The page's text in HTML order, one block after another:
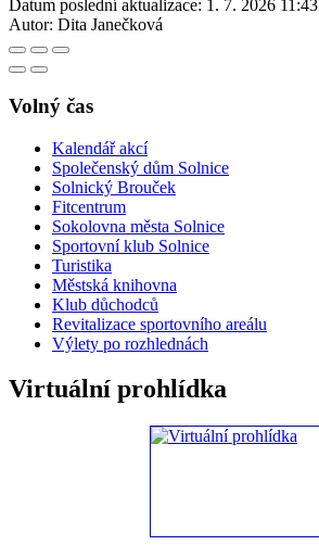
Datum poslední aktualizace: 1. 7. 2026 11:43
Autor: Dita Janečková
Volný čas
Kalendář akcí
Společenský dům Solnice
Solnický Brouček
Fitcentrum
Sokolovna města Solnice
Sportovní klub Solnice
Turistika
Městská knihovna
Klub důchodců
Revitalizace sportovního areálu
Výlety po rozhlednách
Virtuální prohlídka